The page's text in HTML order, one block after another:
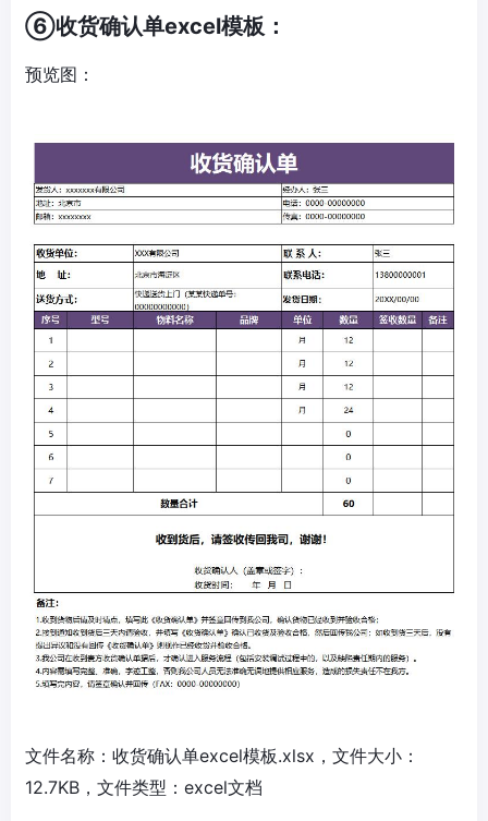
⑥收货确认单excel模板：
预览图：
文件名称：收货确认单excel模板.xlsx，文件大小：
12.7KB，文件类型：excel文档